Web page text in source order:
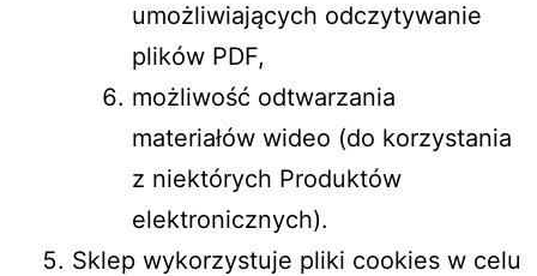
umożliwiających odczytywanie
plików PDF,
możliwość odtwarzania
materiałów wideo (do korzystania
z niektórych Produktów
elektronicznych).
Sklep wykorzystuje pliki cookies w celu